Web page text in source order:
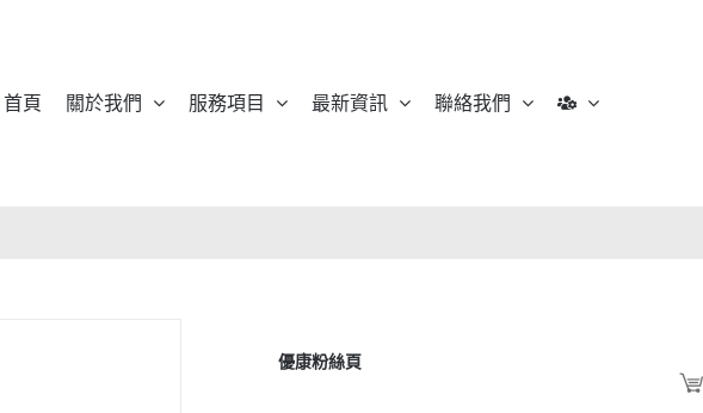
首頁 關於我們 服務項目 最新資訊 聯絡我們
優康粉絲頁